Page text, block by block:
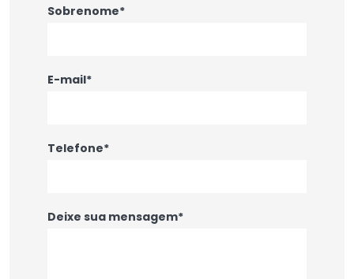
Sobrenome*
E-mail*
Telefone*
Deixe sua mensagem*